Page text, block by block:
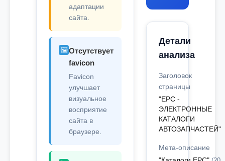
адаптации
сайта.
🖼️Отсутствует
favicon
Favicon
улучшает
визуальное
восприятие
сайта в
браузере.
Детали
анализа
Заголовок
страницы
"EPC -
ЭЛЕКТРОННЫЕ
КАТАЛОГИ
АВТОЗАПЧАСТЕЙ"
Мета-описание